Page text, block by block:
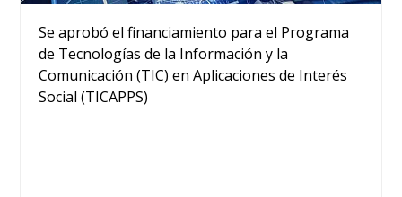
Se aprobó el financiamiento para el Programa
de Tecnologías de la Información y la
Comunicación (TIC) en Aplicaciones de Interés
Social (TICAPPS)